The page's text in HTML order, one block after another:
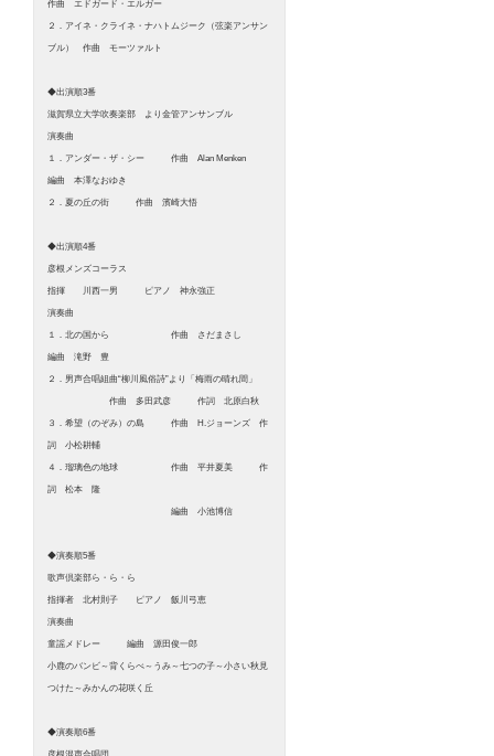
作曲 エドガード・エルガー
２．アイネ・クライネ・ナハトムジーク（弦楽アンサン
ブル） 作曲 モーツァルト
◆出演順3番
滋賀県立大学吹奏楽部 より金管アンサンブル
演奏曲
１．アンダー・ザ・シー 作曲 Alan Menken
編曲 本澤なおゆき
２．夏の丘の街 作曲 濱崎大悟
◆出演順4番
彦根メンズコーラス
指揮 川西一男 ピアノ 神永強正
演奏曲
１．北の国から 作曲 さだまさし
編曲 滝野 豊
２．男声合唱組曲“柳川風俗詩”より「梅雨の晴れ間」
作曲 多田武彦 作詞 北原白秋
３．希望（のぞみ）の島 作曲 H.ジョーンズ 作
詞 小松耕輔
４．瑠璃色の地球 作曲 平井夏美 作
詞 松本 隆
編曲 小池博信
◆演奏順5番
歌声倶楽部ら・ら・ら
指揮者 北村則子 ピアノ 飯川弓恵
演奏曲
童謡メドレー 編曲 源田俊一郎
小鹿のバンビ～背くらべ～うみ～七つの子～小さい秋見
つけた～みかんの花咲く丘
◆演奏順6番